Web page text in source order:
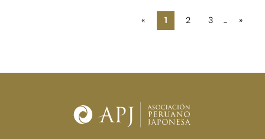
« 1 2 3 ... »